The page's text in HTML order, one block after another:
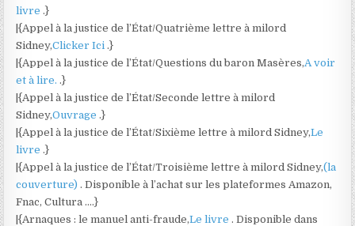
livre.}
|{Appel à la justice de l’État/Quatrième lettre à milord
Sidney,Clicker Ici.}
|{Appel à la justice de l’État/Questions du baron Masères,A voir
et à lire..}
|{Appel à la justice de l’État/Seconde lettre à milord
Sidney,Ouvrage.}
|{Appel à la justice de l’État/Sixième lettre à milord Sidney,Le
livre.}
|{Appel à la justice de l’État/Troisième lettre à milord Sidney,(la
couverture). Disponible à l’achat sur les plateformes Amazon,
Fnac, Cultura ….}
|{Arnaques : le manuel anti-fraude,Le livre. Disponible dans